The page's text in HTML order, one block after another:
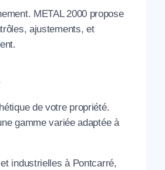
METAL 2000 propose
ajustements, et
de votre propriété.
gamme variée adaptée à
industrielles à Pontcarré,